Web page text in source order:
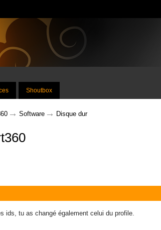
Shoutbox
→ Software → Disque dur
ids, tu as changé également celui du profile.